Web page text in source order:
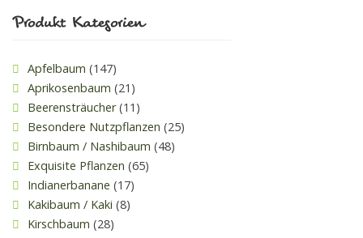
Produkt Kategorien
Apfelbaum (147)
Aprikosenbaum (21)
Beerensträucher (11)
Besondere Nutzpflanzen (25)
Birnbaum / Nashibaum (48)
Exquisite Pflanzen (65)
Indianerbanane (17)
Kakibaum / Kaki (8)
Kirschbaum (28)